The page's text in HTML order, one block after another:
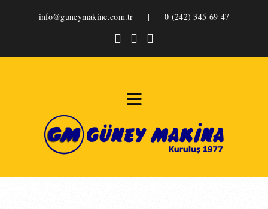
info@guneymakine.com.tr |0 (242) 345 69 47